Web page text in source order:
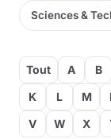
Sciences &
Tout A B
K
L M
V
W X